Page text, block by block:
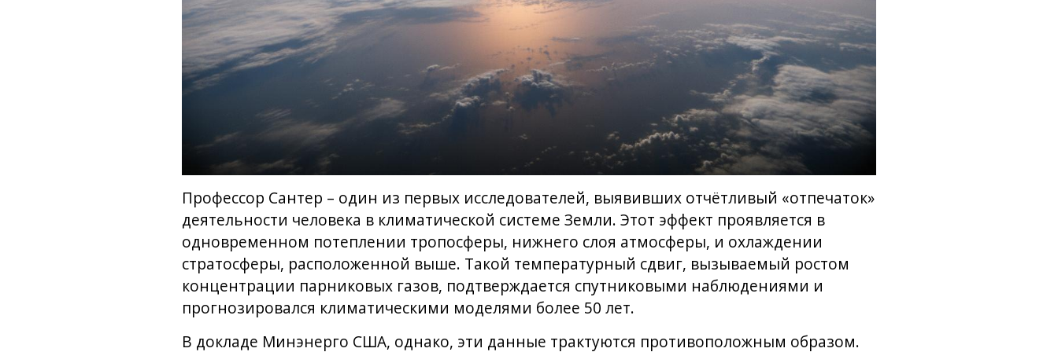
Профессор Сантер – один из первых исследователей, выявивших отчётливый «отпечаток»
деятельности человека в климатической системе Земли. Этот эффект проявляется в
одновременном потеплении тропосферы, нижнего слоя атмосферы, и охлаждении
стратосферы, расположенной выше. Такой температурный сдвиг, вызываемый ростом
концентрации парниковых газов, подтверждается спутниковыми наблюдениями и
прогнозировался климатическими моделями более 50 лет.
В докладе Минэнерго США, однако, эти данные трактуются противоположным образом.